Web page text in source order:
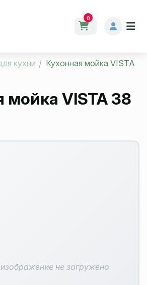
0
кухни
Кухонная мойка VISTA
мойка VISTA 38
не загружено